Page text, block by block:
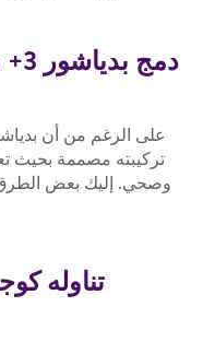
دمج بدياشور 3+ مع نظام غذائي متوازن
تركيبته مصممة بحيث
وصحي. إليك بعض الطرق
تناوله